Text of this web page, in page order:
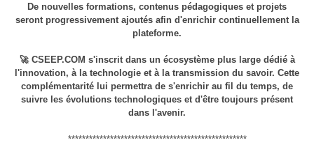
De nouvelles formations, contenus pédagogiques et projets
seront progressivement ajoutés afin d'enrichir continuellement la
plateforme.
🚀 CSEEP.COM s'inscrit dans un écosystème plus large dédié à
l'innovation, à la technologie et à la transmission du savoir. Cette
complémentarité lui permettra de s'enrichir au fil du temps, de
suivre les évolutions technologiques et d'être toujours présent
dans l'avenir.
***************************************************